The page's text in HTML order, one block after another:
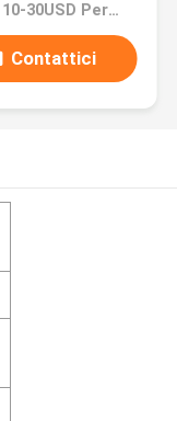
Prezzo：10-30USD Per pcs
Contattici